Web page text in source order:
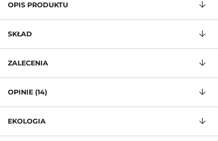
OPIS PRODUKTU
SKŁAD
ZALECENIA
OPINIE (14)
EKOLOGIA